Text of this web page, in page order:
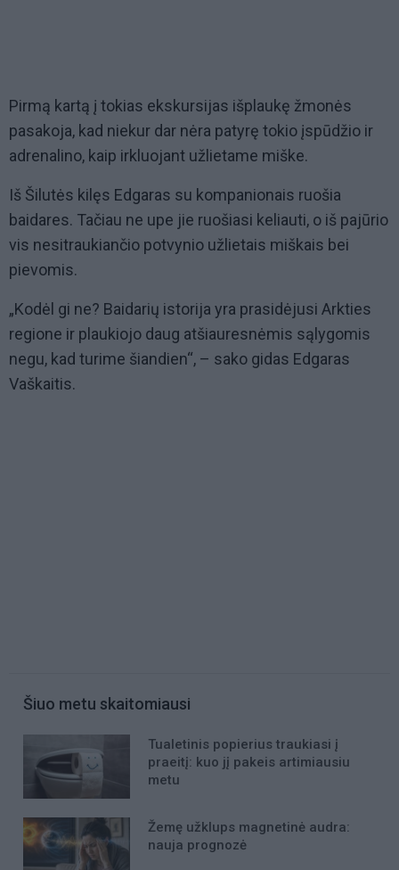
Pirmą kartą į tokias ekskursijas išplaukę žmonės
pasakoja, kad niekur dar nėra patyrę tokio įspūdžio ir
adrenalino, kaip irkluojant užlietame miške.
Iš Šilutės kilęs Edgaras su kompanionais ruošia
baidares. Tačiau ne upe jie ruošiasi keliauti, o iš pajūrio
vis nesitraukiančio potvynio užlietais miškais bei
pievomis.
„Kodėl gi ne? Baidarių istorija yra prasidėjusi Arkties
regione ir plaukiojo daug atšiauresnėmis sąlygomis
negu, kad turime šiandien“, – sako gidas Edgaras
Vaškaitis.
Šiuo metu skaitomiausi
Tualetinis popierius traukiasi į
praeitį: kuo jį pakeis artimiausiu
metu
Žemę užklups magnetinė audra:
nauja prognozė